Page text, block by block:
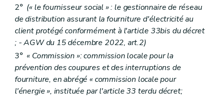
2° (« le fournisseur social » : le gestionnaire de réseau
de distribution assurant la fourniture d'électricité au
client protégé conformément à l'article 33bis du décret
; - AGW du 15 décembre 2022, art.2)
3° « Commission »: commission locale pour la
prévention des coupures et des interruptions de
fourniture, en abrégé « commission locale pour
l'énergie », instituée par l'article 33 terdu décret;